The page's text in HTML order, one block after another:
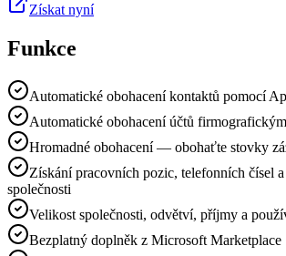
Získat nyní
Funkce
Automatické obohacení kontaktů pomocí
Automatické obohacení účtů
Hromadné obohacení — obohaťte stovky
Získání pracovních pozic, telefonních čísel
společnosti
Velikost společnosti, odvětví, příjmy a
Bezplatný doplněk z Microsoft Marketplace